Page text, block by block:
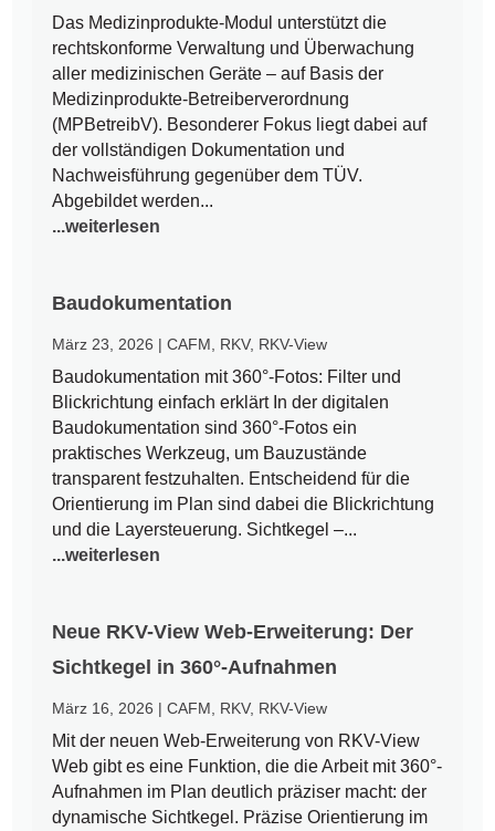
Das Medizinprodukte-Modul unterstützt die
rechtskonforme Verwaltung und Überwachung
aller medizinischen Geräte – auf Basis der
Medizinprodukte-Betreiberverordnung
(MPBetreibV). Besonderer Fokus liegt dabei auf
der vollständigen Dokumentation und
Nachweisführung gegenüber dem TÜV.
Abgebildet werden...
...weiterlesen
Baudokumentation
März 23, 2026 |CAFM RKV, RKV-View
Baudokumentation mit 360°-Fotos: Filter und
Blickrichtung einfach erklärt In der digitalen
Baudokumentation sind 360°-Fotos ein
praktisches Werkzeug, um Bauzustände
transparent festzuhalten. Entscheidend für die
Orientierung im Plan sind dabei die Blickrichtung
und die Layersteuerung. Sichtkegel –...
...weiterlesen
Neue RKV-View Web-Erweiterung: Der
Sichtkegel in 360°-Aufnahmen
März 16, 2026 |CAFM RKV, RKV-View
Mit der neuen Web-Erweiterung von RKV-View
Web gibt es eine Funktion, die die Arbeit mit 360°-
Aufnahmen im Plan deutlich präziser macht: der
dynamische Sichtkegel. Präzise Orientierung im